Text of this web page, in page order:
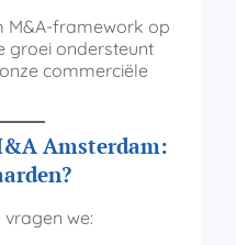
M&A-framework op
groei ondersteunt
commerciële
Amsterdam:
we: